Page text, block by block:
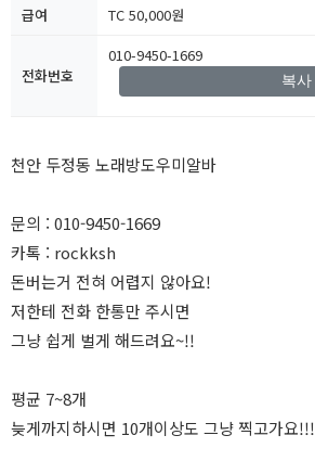
급여
TC 50,000원
전화번호
010-9450-1669
복사
천안 두정동 노래방도우미알바
문의 : 010-9450-1669
카톡 : rockksh
돈버는거 전혀 어렵지 않아요!
저한테 전화 한통만 주시면
그냥 쉽게 벌게 해드려요~!!
평균 7~8개
늦게까지하시면 10개이상도 그냥 찍고가요!!!